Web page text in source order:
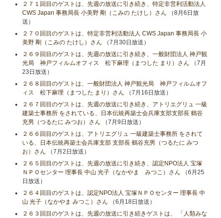
２７１回目のゲストは、先週の放送に引き続き、特定非営利活動法人
CWS Japan 事務局長 小美野 剛（こみの たけし）さん （8月6日放
送）
２７０回目のゲストは、特定非営利活動法人 CWS Japan 事務局長 小
美野 剛（こみの たけし）さん （7月30日放送）
２６９回目のゲストは、先週の放送に引き続き、一般財団法人 神戸観
光局 神戸フィルムオフィス 松下麻理（まつした まり）さん （7月
23日放送）
２６８回目のゲストは、一般財団法人 神戸観光局 神戸フィルムオフ
ィス 松下麻理（まつした まり）さん （7月16日放送）
２６７回目のゲストは、先週の放送に引き続き、アトリエグリュ 一級
建築士事務所 をされている、日本伝統再築士会兵庫支部支部長 鶴谷
充男（つるたに みつお）さん （7月9日放送）
２６６回目のゲストは、アトリエグリュ 一級建築士事務所 をされて
いる、日本伝統再築士会兵庫支部 支部長 鶴谷充男（つるたに みつ
お）さん （7月2日放送）
２６５回目のゲストは、先週の放送に引き続き、認定NPO法人 宝塚
ＮＰＯセンター 理事長 中山 光子（なかやま みつこ）さん （6月25
日放送）
２６４回目のゲストは、認定NPO法人 宝塚ＮＰＯセンター 理事長 中
山 光子（なかやま みつこ）さん （6月18日放送）
２６３回目のゲストは、先週の放送に引き続きゲストは、 「人類みな